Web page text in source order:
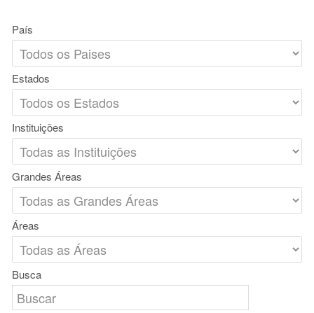
País
Estados
Instituições
Grandes Áreas
Áreas
Busca